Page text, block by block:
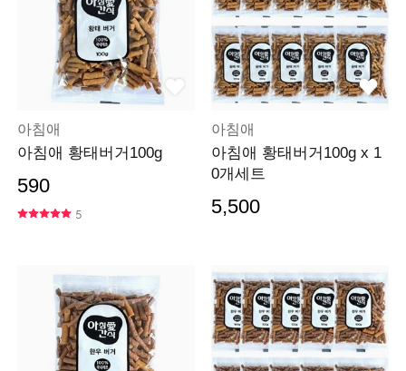
아침애
아침애 황태버거100g
590
5
아침애
아침애 황태버거100g x 1
0개세트
5,500